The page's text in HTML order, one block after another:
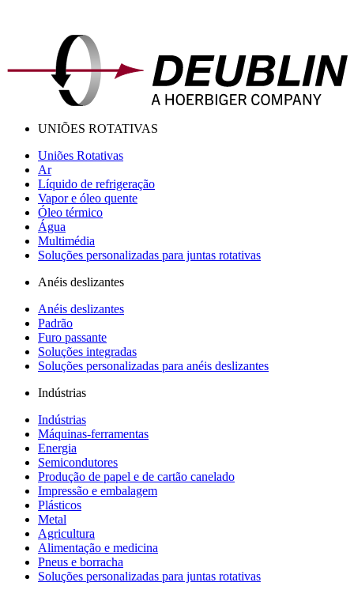
UNIÕES ROTATIVAS
Uniões Rotativas
Ar
Líquido de refrigeração
Vapor e óleo quente
Óleo térmico
Água
Multimédia
Soluções personalizadas para juntas rotativas
Anéis deslizantes
Anéis deslizantes
Padrão
Furo passante
Soluções integradas
Soluções personalizadas para anéis deslizantes
Indústrias
Indústrias
Máquinas-ferramentas
Energia
Semicondutores
Produção de papel e de cartão canelado
Impressão e embalagem
Plásticos
Metal
Agricultura
Alimentação e medicina
Pneus e borracha
Soluções personalizadas para juntas rotativas